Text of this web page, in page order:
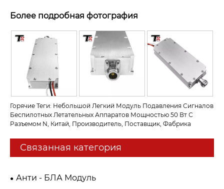
Более подробная фотография
Горячие Теги: Небольшой Легкий Модуль Подавления Сигналов
Беспилотных Летательных Аппаратов Мощностью 50 Вт С
Разъемом N, Китай, Производитель, Поставщик, Фабрика
Связанная категория
Анти - БЛА Модуль